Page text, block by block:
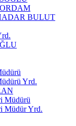
BULUT
Yrd.
Müdürü
Müdür Yrd.